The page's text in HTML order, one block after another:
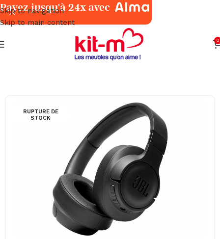
Skip to navigation
Skip to main content
0
Mobiles / Tablettes / Casques & Écouteurs
RUPTURE DE
STOCK
Payez jusqu'à 24x avec